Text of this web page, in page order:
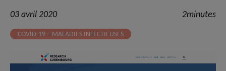
03 avril 2020 2minutes
COVID-19 – MALADIES INFECTIEUSES